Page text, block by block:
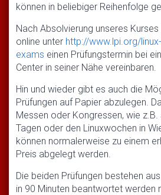
können in beliebiger Reihenfolge
Nach Absolvierung unseres
online unter http://www.lpi.org/
exams einen Prüfungstermin bei
Center in seiner Nähe vereinbaren.
Hin und wieder gibt es auch die
Prüfungen auf Papier abzulegen.
Messen oder Kongressen, wie z.B.
Tagen oder den Linuxwochen in
können normalerweise zu einem
Preis abgelegt werden.
Die beiden Prüfungen bestehen
in 90 Minuten beantwortet werden